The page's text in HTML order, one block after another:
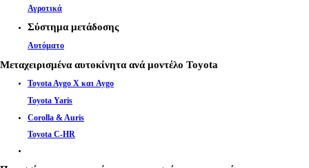
Αγροτικά
Σύστημα μετάδοσης
Αυτόματο
Μεταχειρισμένα αυτοκίνητα ανά μοντέλο Toyota
Toyota Aygo X και Aygo
Toyota Yaris
Corolla & Auris
Toyota C-HR